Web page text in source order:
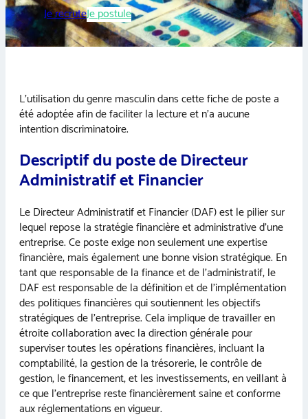
Je recruteJe postule
L’utilisation du genre masculin dans cette fiche de poste a
été adoptée afin de faciliter la lecture et n’a aucune
intention discriminatoire.
Descriptif du poste de Directeur
Administratif et Financier
Le Directeur Administratif et Financier (DAF) est le pilier sur
lequel repose la stratégie financière et administrative d’une
entreprise. Ce poste exige non seulement une expertise
financière, mais également une bonne vision stratégique. En
tant que responsable de la finance et de l’administratif, le
DAF est responsable de la définition et de l’implémentation
des politiques financières qui soutiennent les objectifs
stratégiques de l’entreprise. Cela implique de travailler en
étroite collaboration avec la direction générale pour
superviser toutes les opérations financières, incluant la
comptabilité, la gestion de la trésorerie, le contrôle de
gestion, le financement, et les investissements, en veillant à
ce que l’entreprise reste financièrement saine et conforme
aux réglementations en vigueur.